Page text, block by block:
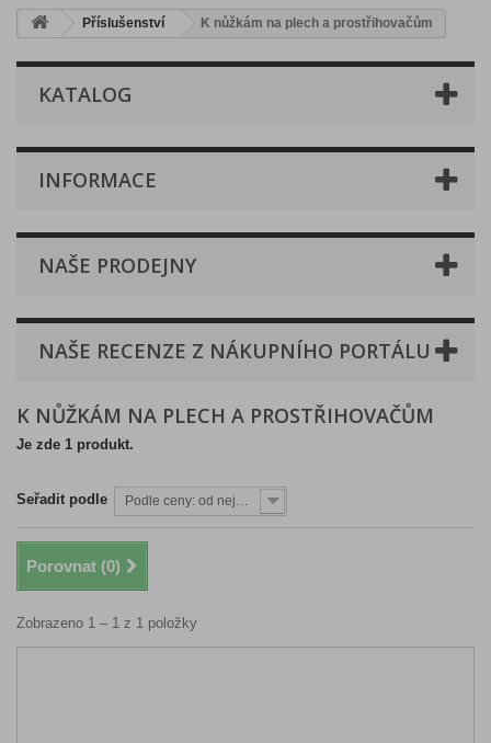
Příslušenství K nůžkám na plech a prostřihovačům
KATALOG
INFORMACE
NAŠE PRODEJNY
NAŠE RECENZE Z NÁKUPNÍHO PORTÁLU
K NŮŽKÁM NA PLECH A PROSTŘIHOVAČŮM
Je zde 1 produkt.
Seřadit podle Podle ceny: od nejnižší
Porovnat (0)
Zobrazeno 1 – 1 z 1 položky